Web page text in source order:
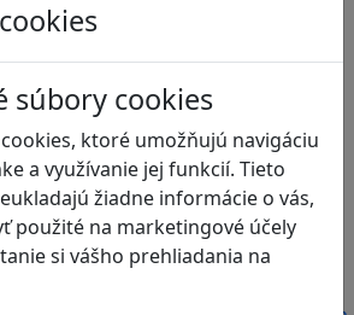
súbory cookies
ktoré umožňujú navigáciu
a využívanie jej funkcií. Tieto
žiadne informácie o vás,
použité na marketingové účely
si vášho prehliadania na
tolerancia
Technika
a kooperácia